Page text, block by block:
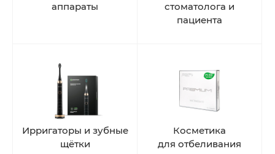
аппараты
стоматолога и
пациента
Ирригаторы и зубные
щётки
Косметика
для отбеливания